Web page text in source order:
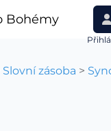
Slovní zásoba >